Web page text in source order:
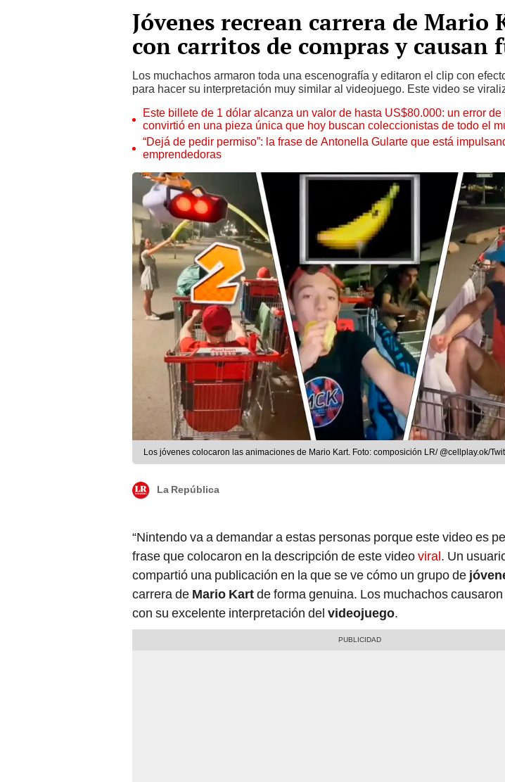
Jóvenes recrean carrera de Mario
con carritos de compras y causan
Los muchachos armaron toda una escenografía y editaron el clip con
para hacer su interpretación muy similar al videojuego. Este video se
Este billete de 1 dólar alcanza un valor de hasta US$80.000: un error
convirtió en una pieza única que hoy buscan coleccionistas de todo el
“Dejá de pedir permiso”: la frase de Antonella Gularte que está
emprendedoras
Los jóvenes colocaron las animaciones de Mario Kart. Foto: composición LR/ @cellplay.ok/
La República
“Nintendo va a demandar a estas personas porque este video es
frase que colocaron en la descripción de este videoviral. Un
compartió una publicación en la que se ve cómo un grupo de
carrera de Mario Kartde forma genuina. Los muchachos
con su excelente interpretación del videojuego.